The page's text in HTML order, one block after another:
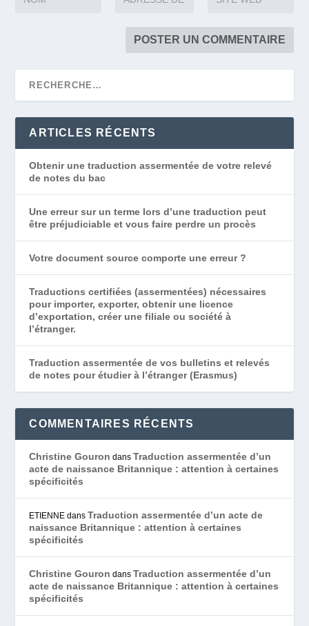
ARTICLES RÉCENTS
Obtenir une traduction assermentée de votre relevé
de notes du bac
Une erreur sur un terme lors d’une traduction peut
être préjudiciable et vous faire perdre un procès
Votre document source comporte une erreur ?
Traductions certifiées (assermentées) nécessaires
pour importer, exporter, obtenir une licence
d’exportation, créer une filiale ou société à
l’étranger.
Traduction assermentée de vos bulletins et relevés
de notes pour étudier à l’étranger (Erasmus)
COMMENTAIRES RÉCENTS
Christine Gouron dansTraduction assermentée d’un
acte de naissance Britannique : attention à certaines
spécificités
ETIENNE dansTraduction assermentée d’un acte de
naissance Britannique : attention à certaines
spécificités
Christine Gouron dansTraduction assermentée d’un
acte de naissance Britannique : attention à certaines
spécificités